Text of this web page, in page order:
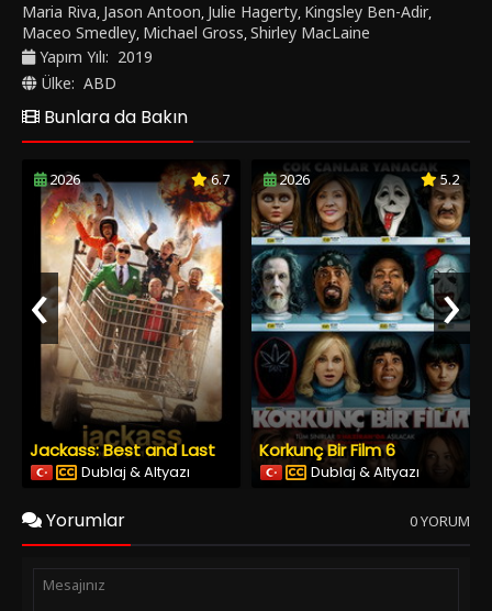
Maria Riva, Jason Antoon, Julie Hagerty, Kingsley Ben-Adir,
Maceo Smedley, Michael Gross,Shirley MacLaine
Yapım Yılı: 2019
Ülke: ABD
Bunlara da Bakın
2026 6.7
Jackass: Best and Last
Dublaj & Altyazı
2026 5.2
Korkunç Bir Film 6
Dublaj & Altyazı
‹ ›
Yorumlar 0 YORUM